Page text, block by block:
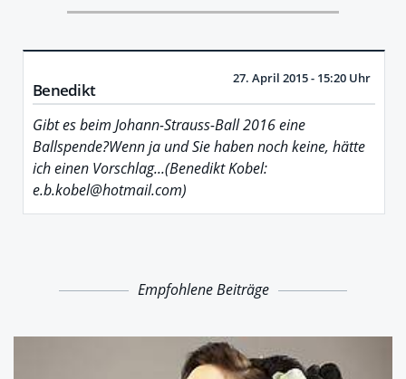
Benedikt
27. April 2015 - 15:20 Uhr
Gibt es beim Johann-Strauss-Ball 2016 eine
Ballspende?Wenn ja und Sie haben noch keine, hätte
ich einen Vorschlag...(Benedikt Kobel:
e.b.kobel@hotmail.com)
Empfohlene Beiträge